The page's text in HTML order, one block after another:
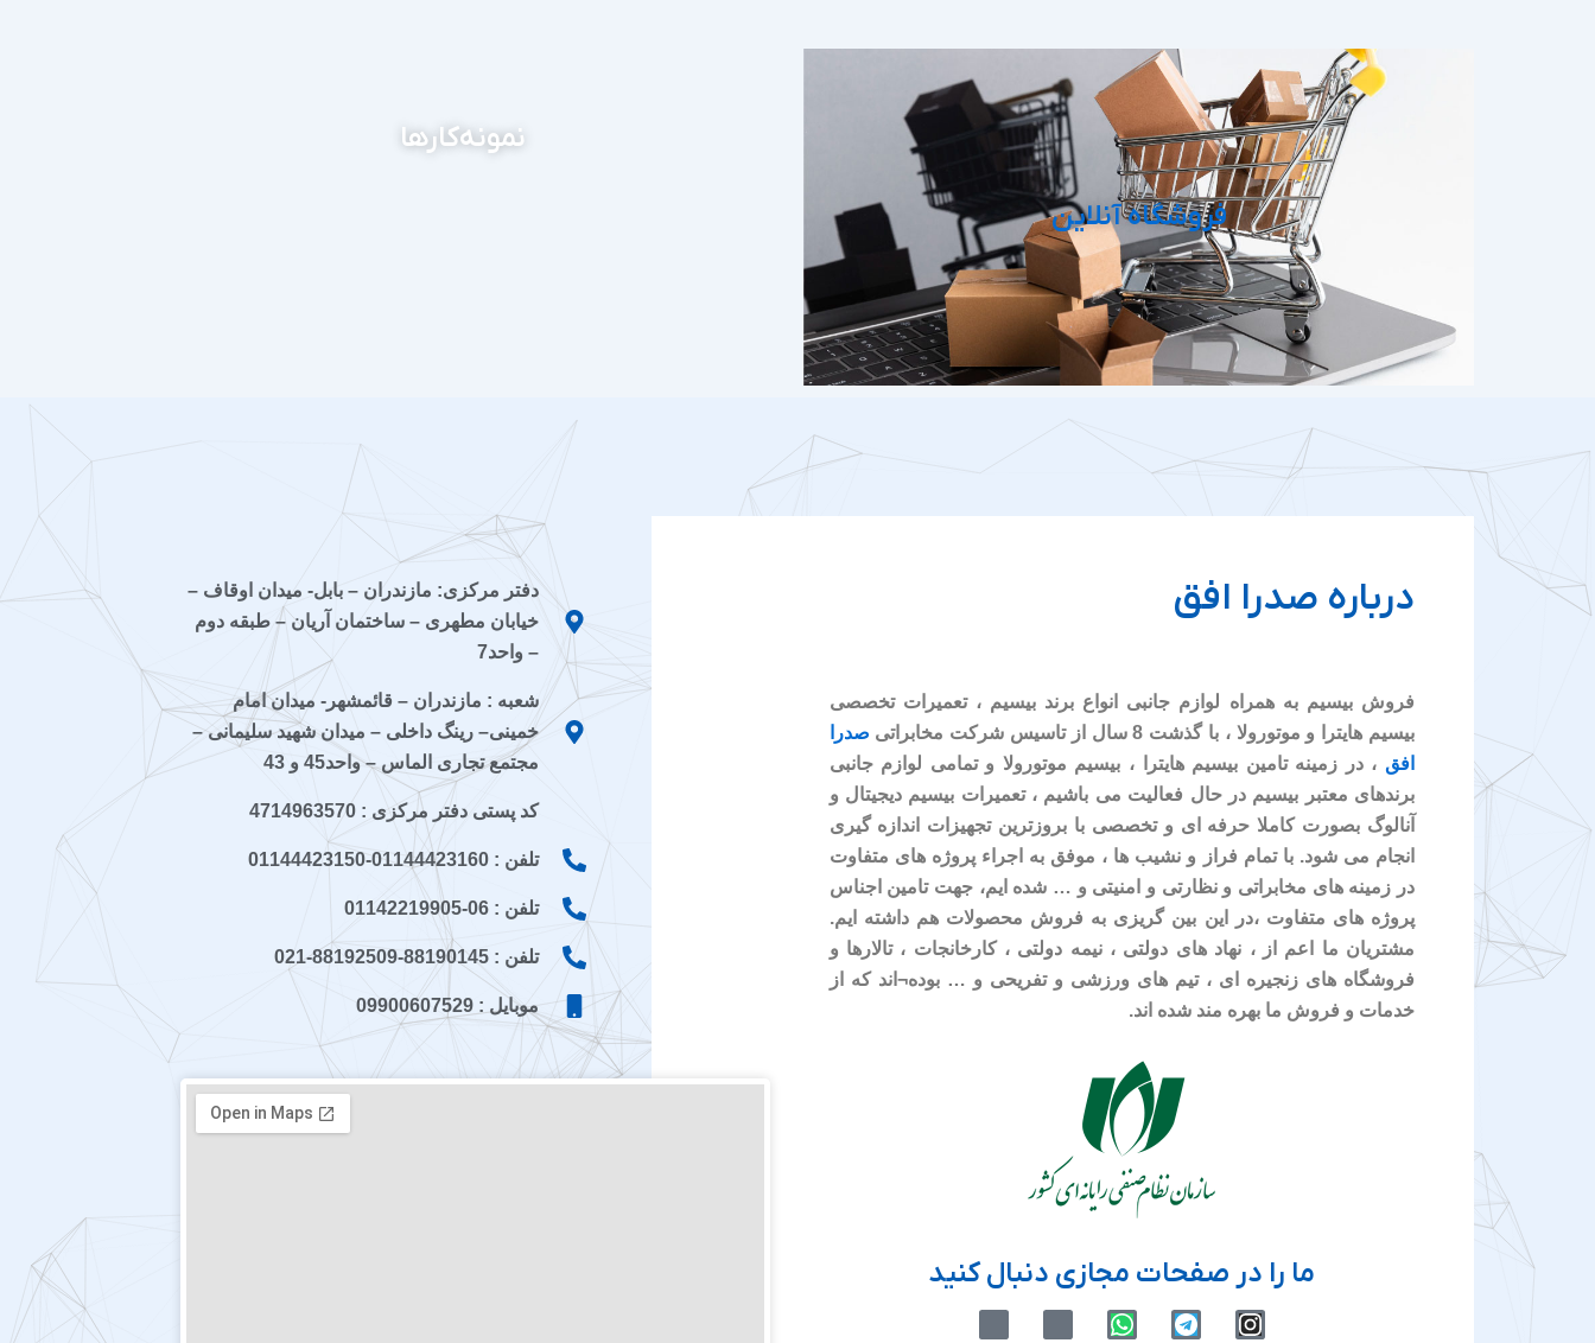
فروشگاه آنلاین
نمونه‌کارها
درباره صدرا افق
فروش بیسیم به همراه لوازم جانبی انواع برند بیسیم ، تعمیرات تخصصی
بیسیم هایترا و موتورولا ، با گذشت 8 سال از تاسیس شرکت مخابراتی
صدرا
افق ، در زمینه تامین بیسیم هایترا ، بیسیم موتورولا و تمامی لوازم جانبی
برندهای معتبر بیسیم در حال فعالیت می باشیم ، تعمیرات بیسیم دیجیتال و
آنالوگ بصورت کاملا حرفه ای و تخصصی با بروزترین تجهیزات اندازه گیری
انجام می شود. با تمام فراز و نشیب ها ، موفق به اجراء پروژه های متفاوت
در زمینه های مخابراتی و نظارتی و امنیتی و … شده ایم، جهت تامین اجناس
پروژه های متفاوت ،در این بین گریزی به فروش محصولات هم داشته ایم.
مشتریان ما اعم از ، نهاد های دولتی ، نیمه دولتی ، کارخانجات ، تالارها و
فروشگاه های زنجیره ای ، تیم های ورزشی و تفریحی و … بوده¬اند که از
خدمات و فروش ما بهره مند شده اند.
ما را در صفحات مجازی دنبال کنید
I
n
T
e
W
h
M
-
M
-
دفتر مرکزی: مازندران – بابل- میدان اوقاف –
خیابان مطهری – ساختمان آریان – طبقه دوم
– واحد7
شعبه : مازندران – قائمشهر- میدان امام
خمینی– رینگ داخلی – میدان شهید سلیمانی –
مجتمع تجاری الماس – واحد45 و 43
کد پستی دفتر مرکزی : 4714963570
تلفن : 01144423160-01144423150
تلفن : 06-01142219905
تلفن : 88190145-88192509-021
موبایل : 09900607529